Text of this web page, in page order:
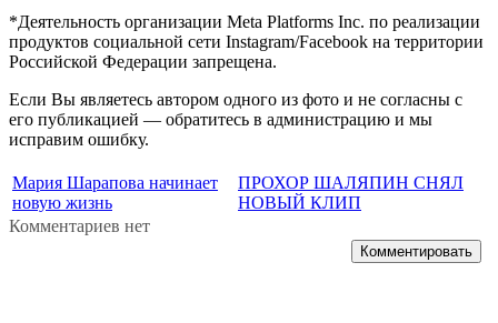
*Деятельность организации Meta Platforms Inc. по реализации
продуктов социальной сети Instagram/Facebook на территории
Российской Федерации запрещена.
Если Вы являетесь автором одного из фото и не согласны с
его публикацией — обратитесь в администрацию и мы
исправим ошибку.
Мария Шарапова начинает
новую жизнь
ПРОХОР ШАЛЯПИН СНЯЛ
НОВЫЙ КЛИП
Комментариев нет
Комментировать